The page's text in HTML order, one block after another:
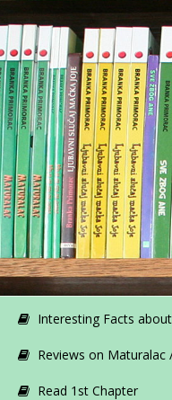
Interesting Facts
Reviews on Maturalac
Read 1st Chapter